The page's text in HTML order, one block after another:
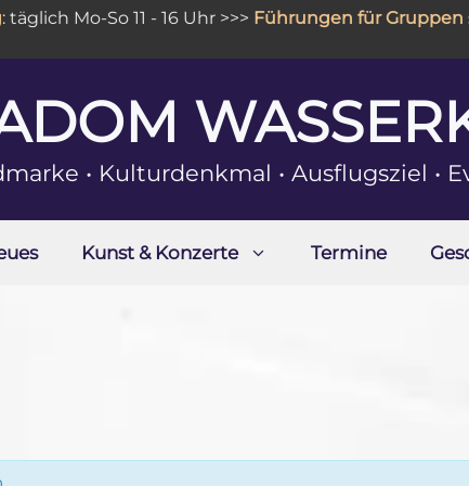
Mo-So 11 - 16 Uhr >>>Führungen für Gruppen
• Kulturdenkmal • Ausflugsziel •
Kunst & Konzerte Termine